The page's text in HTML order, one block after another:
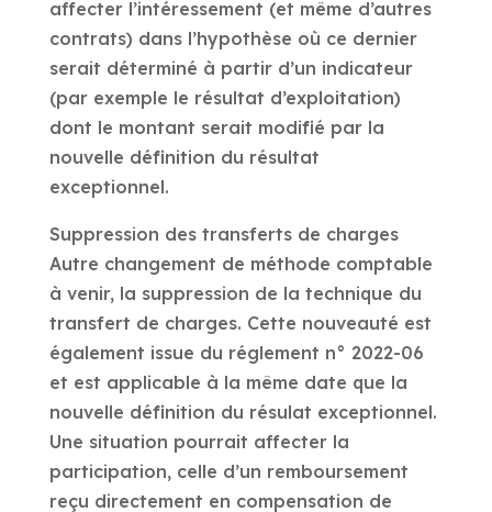
affecter l’intéressement (et même d’autres
contrats) dans l’hypothèse où ce dernier
serait déterminé à partir d’un indicateur
(par exemple le résultat d’exploitation)
dont le montant serait modifié par la
nouvelle définition du résultat
exceptionnel.
Suppression des transferts de charges
Autre changement de méthode comptable
à venir, la suppression de la technique du
transfert de charges. Cette nouveauté est
également issue du réglement n° 2022-06
et est applicable à la même date que la
nouvelle définition du résulat exceptionnel.
Une situation pourrait affecter la
participation, celle d’un remboursement
reçu directement en compensation de